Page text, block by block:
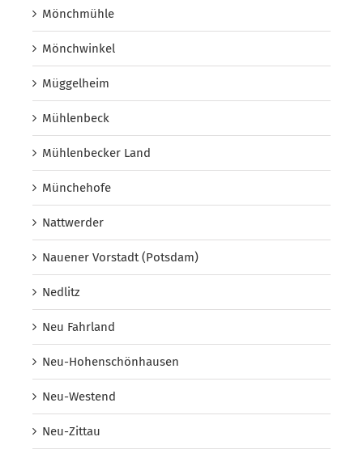
Mönchmühle
Mönchwinkel
Müggelheim
Mühlenbeck
Mühlenbecker Land
Münchehofe
Nattwerder
Nauener Vorstadt (Potsdam)
Nedlitz
Neu Fahrland
Neu-Hohenschönhausen
Neu-Westend
Neu-Zittau